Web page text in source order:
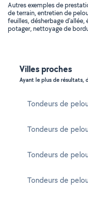
Autres exemples de
de terrain, entretien de
feuilles, désherbage
potager, nettoyage de
Villes proches
Ayant le plus de résultats,
Tondeurs de
Tondeurs de
Tondeurs de
Tondeurs de